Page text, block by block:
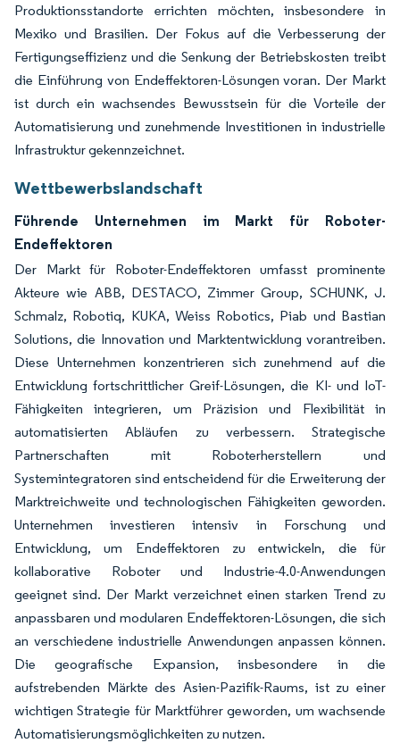
Produktionsstandorte errichten möchten, insbesondere in
Mexiko und Brasilien. Der Fokus auf die Verbesserung der
Fertigungseffizienz und die Senkung der Betriebskosten treibt
die Einführung von Endeffektoren-Lösungen voran. Der Markt
ist durch ein wachsendes Bewusstsein für die Vorteile der
Automatisierung und zunehmende Investitionen in industrielle
Infrastruktur gekennzeichnet.
Wettbewerbslandschaft
Führende Unternehmen im Markt für Roboter-
Endeffektoren
Der Markt für Roboter-Endeffektoren umfasst prominente
Akteure wie ABB, DESTACO, Zimmer Group, SCHUNK, J.
Schmalz, Robotiq, KUKA, Weiss Robotics, Piab und Bastian
Solutions, die Innovation und Marktentwicklung vorantreiben.
Diese Unternehmen konzentrieren sich zunehmend auf die
Entwicklung fortschrittlicher Greif-Lösungen, die KI- und IoT-
Fähigkeiten integrieren, um Präzision und Flexibilität in
automatisierten Abläufen zu verbessern. Strategische
Partnerschaften mit Roboterherstellern und
Systemintegratoren sind entscheidend für die Erweiterung der
Marktreichweite und technologischen Fähigkeiten geworden.
Unternehmen investieren intensiv in Forschung und
Entwicklung, um Endeffektoren zu entwickeln, die für
kollaborative Roboter und Industrie-4.0-Anwendungen
geeignet sind. Der Markt verzeichnet einen starken Trend zu
anpassbaren und modularen Endeffektoren-Lösungen, die sich
an verschiedene industrielle Anwendungen anpassen können.
Die geografische Expansion, insbesondere in die
aufstrebenden Märkte des Asien-Pazifik-Raums, ist zu einer
wichtigen Strategie für Marktführer geworden, um wachsende
Automatisierungsmöglichkeiten zu nutzen.